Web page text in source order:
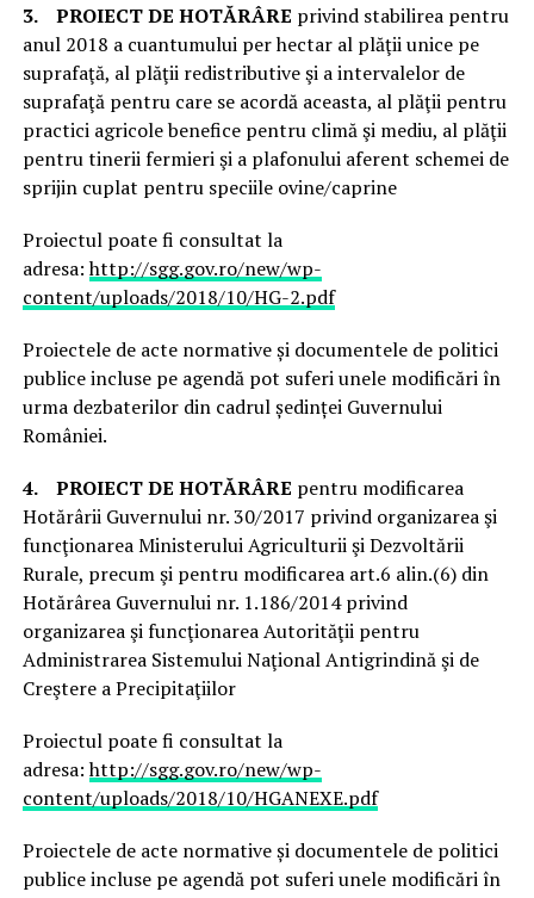
3. PROIECT DE HOTĂRÂRE privind stabilirea pentru
anul 2018 a cuantumului per hectar al plăţii unice pe
suprafaţă, al plăţii redistributive şi a intervalelor de
suprafaţă pentru care se acordă aceasta, al plăţii pentru
practici agricole benefice pentru climă şi mediu, al plăţii
pentru tinerii fermieri şi a plafonului aferent schemei de
sprijin cuplat pentru speciile ovine/caprine
Proiectul poate fi consultat la
adresa:http://sgg.gov.ro/new/wp-
content/uploads/2018/10/HG-2.pdf
Proiectele de acte normative și documentele de politici
publice incluse pe agendă pot suferi unele modificări în
urma dezbaterilor din cadrul ședinței Guvernului
României.
4. PROIECT DE HOTĂRÂRE pentru modificarea
Hotărârii Guvernului nr. 30/2017 privind organizarea şi
funcţionarea Ministerului Agriculturii şi Dezvoltării
Rurale, precum şi pentru modificarea art.6 alin.(6) din
Hotărârea Guvernului nr. 1.186/2014 privind
organizarea şi funcţionarea Autorităţii pentru
Administrarea Sistemului Naţional Antigrindină şi de
Creştere a Precipitaţiilor
Proiectul poate fi consultat la
adresa:http://sgg.gov.ro/new/wp-
content/uploads/2018/10/HGANEXE.pdf
Proiectele de acte normative și documentele de politici
publice incluse pe agendă pot suferi unele modificări în